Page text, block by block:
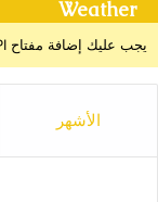
Weather
يجب عليك إضافة مفتاح API للطقس من خلال صفحة إعدادات القالب > الدمج
الأشهر